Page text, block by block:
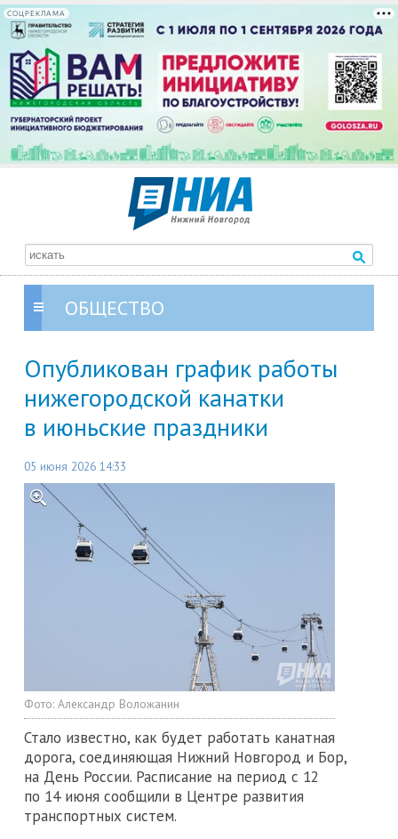
СОЦРЕКЛАМА
ОБЩЕСТВО
Опубликован график работы
нижегородской канатки
в июньские праздники
05 июня 2026 14:33
Фото: Александр Воложанин
Стало известно, как будет работать канатная
дорога, соединяющая Нижний Новгород и Бор,
на День России. Расписание на период с 12
по 14 июня сообщили в Центре развития
транспортных систем.